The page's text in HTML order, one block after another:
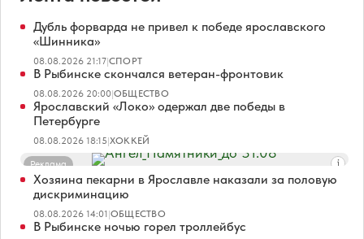
Дубль форварда не привел к победе ярославского
«Шинника»
08.08.2026 21:17|СПОРТ
В Рыбинске скончался ветеран-фронтовик
08.08.2026 20:00|ОБЩЕСТВО
Ярославский «Локо» одержал две победы в
Петербурге
08.08.2026 18:15|ХОККЕЙ
Реклама
Хозяина пекарни в Ярославле наказали за половую
дискриминацию
08.08.2026 14:01|ОБЩЕСТВО
В Рыбинске ночью горел троллейбус